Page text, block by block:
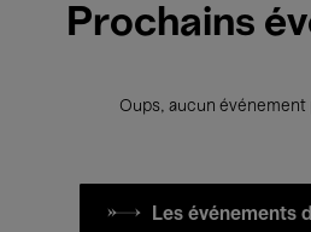
Prochains
Oups, aucun
Les événements